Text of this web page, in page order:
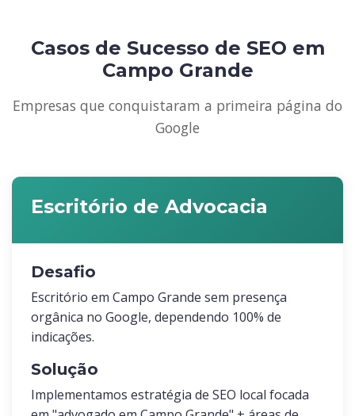
Casos de Sucesso de SEO em
Campo Grande
Empresas que conquistaram a primeira página do
Google
Escritório de Advocacia
Desafio
Escritório em Campo Grande sem presença
orgânica no Google, dependendo 100% de
indicações.
Solução
Implementamos estratégia de SEO local focada